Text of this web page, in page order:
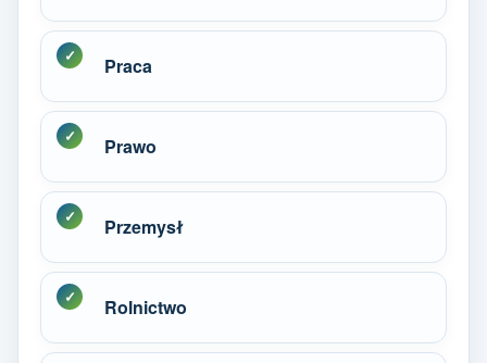
Praca
Prawo
Przemysł
Rolnictwo